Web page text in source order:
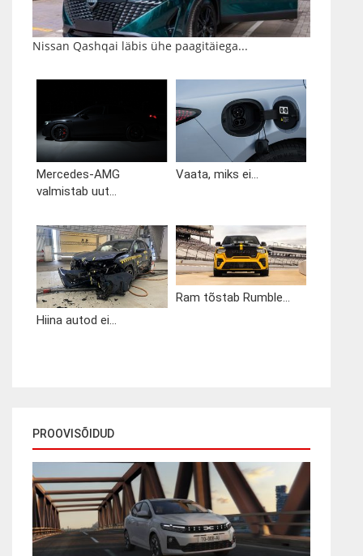
Nissan Qashqai läbis ühe paagitäiega...
Mercedes-AMG
valmistab uut...
Vaata, miks ei...
Hiina autod ei...
Ram tõstab Rumble...
PROOVISÕIDUD